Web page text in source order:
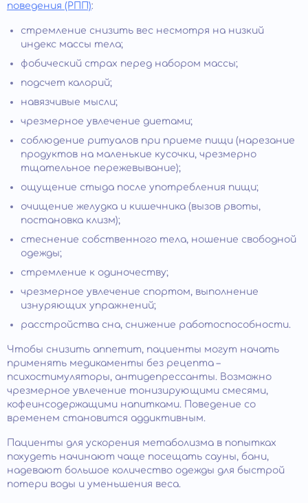
поведения (РПП):
стремление снизить вес несмотря на низкий
индекс массы тела;
фобический страх перед набором массы;
подсчет калорий;
навязчивые мысли;
чрезмерное увлечение диетами;
соблюдение ритуалов при приеме пищи (нарезание
продуктов на маленькие кусочки, чрезмерно
тщательное пережевывание);
ощущение стыда после употребления пищи;
очищение желудка и кишечника (вызов рвоты,
постановка клизм);
стеснение собственного тела, ношение свободной
одежды;
стремление к одиночеству;
чрезмерное увлечение спортом, выполнение
изнуряющих упражнений;
расстройства сна, снижение работоспособности.
Чтобы снизить аппетит, пациенты могут начать
применять медикаменты без рецепта –
психостимуляторы, антидепрессанты. Возможно
чрезмерное увлечение тонизирующими смесями,
кофеинсодержащими напитками. Поведение со
временем становится аддиктивным.
Пациенты для ускорения метаболизма в попытках
похудеть начинают чаще посещать сауны, бани,
надевают большое количество одежды для быстрой
потери воды и уменьшения веса.